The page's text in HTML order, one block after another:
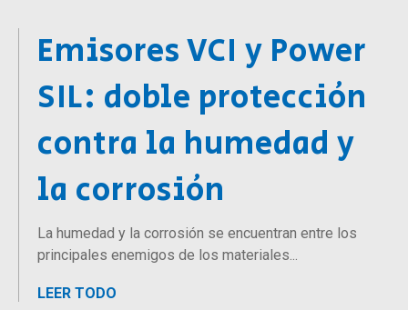
Emisores VCI y Power
SIL: doble protección
contra la humedad y
la corrosión
La humedad y la corrosión se encuentran entre los
principales enemigos de los materiales...
LEER TODO